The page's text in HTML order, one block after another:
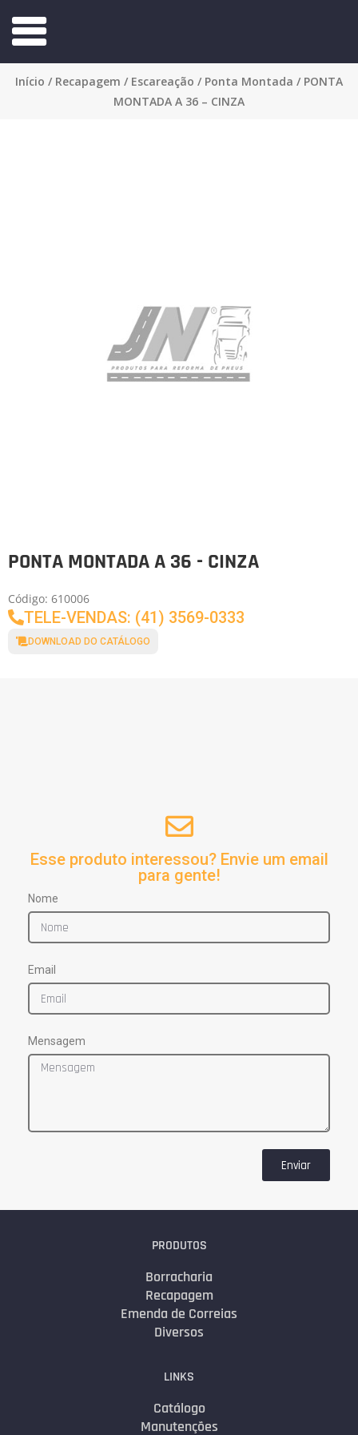
Início / Recapagem / Escareação / Ponta Montada / PONTA
MONTADA A 36 – CINZA
PONTA MONTADA A 36 - CINZA
Código: 610006
TELE-VENDAS: (41) 3569-0333
DOWNLOAD DO CATÁLOGO
Esse produto interessou? Envie um email
para gente!
Nome
Email
Mensagem
Enviar
PRODUTOS
Borracharia
Recapagem
Emenda de Correias
Diversos
LINKS
Catálogo
Manutenções